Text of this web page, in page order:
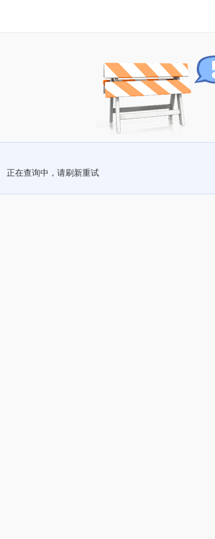
正在查询中，请刷新重试